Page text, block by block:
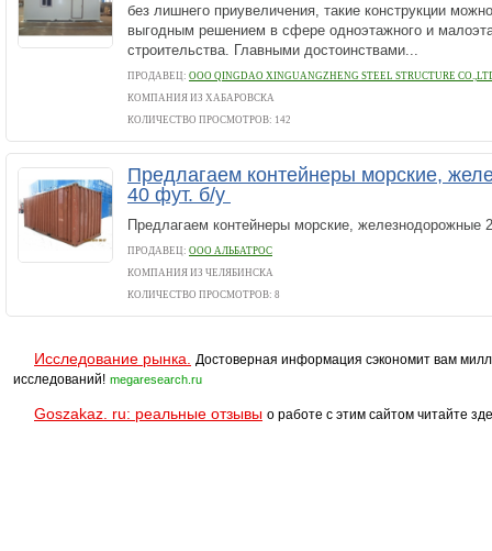
без лишнего приувеличения, такие конcтрукции
выгодным решением в сфере одноэтажного и
строительства. Главными достоинствами...
ПРОДАВЕЦ: ООО QINGDAO XINGUANGZHENG STEEL STRUCTURE
КОМПАНИЯ ИЗ ХАБАРОВСКА
КОЛИЧЕСТВО ПРОСМОТРОВ: 142
Предлагаем контейнеры морские,
40 фут. б/у
Предлагаем контейнеры морские, железнодорожные
ПРОДАВЕЦ: ООО АЛЬБАТРОС
КОМПАНИЯ ИЗ ЧЕЛЯБИНСКА
КОЛИЧЕСТВО ПРОСМОТРОВ: 8
Исследование рынка.
Достоверная информация сэкономит вам
исследований! megaresearch.ru
Goszakaz. ru: реальные отзывы о работе с этим сайтом читайте